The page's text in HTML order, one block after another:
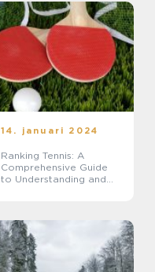
14. januari 2024
Ranking Tennis: A
Comprehensive Guide
to Understanding and